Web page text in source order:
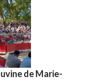
de Marie-